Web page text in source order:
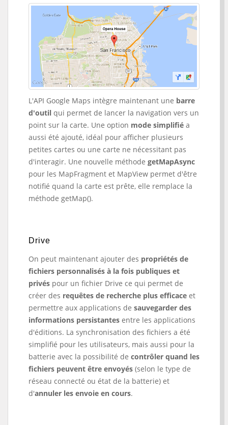
L'API Google Maps intègre maintenant une barre
d'outil qui permet de lancer la navigation vers un
point sur la carte. Une option mode simplifié a
aussi été ajouté, idéal pour afficher plusieurs
petites cartes ou une carte ne nécessitant pas
d'interagir. Une nouvelle méthode getMapAsync
pour les MapFragment et MapView permet d'être
notifié quand la carte est prête, elle remplace la
méthode getMap().
Drive
On peut maintenant ajouter des propriétés de
fichiers personnalisés à la fois publiques et
privés pour un fichier Drive ce qui permet de
créer des requêtes de recherche plus efficace et
permettre aux applications de sauvegarder des
informations persistantes entre les applications
d'éditions. La synchronisation des fichiers a été
simplifié pour les utilisateurs, mais aussi pour la
batterie avec la possibilité de contrôler quand les
fichiers peuvent être envoyés (selon le type de
réseau connecté ou état de la batterie) et
d'annuler les envoie en cours.